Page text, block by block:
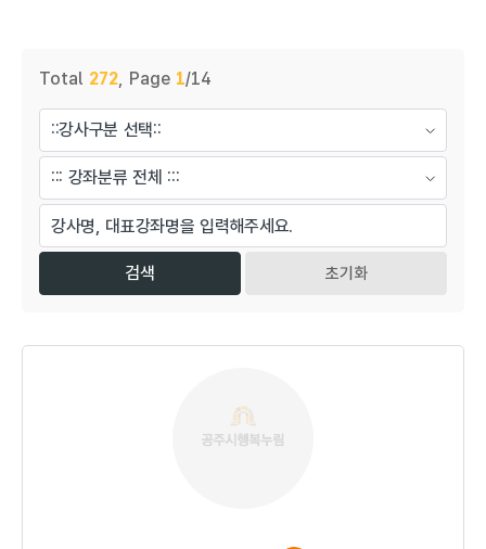
Total 272, Page 1/14
초기화